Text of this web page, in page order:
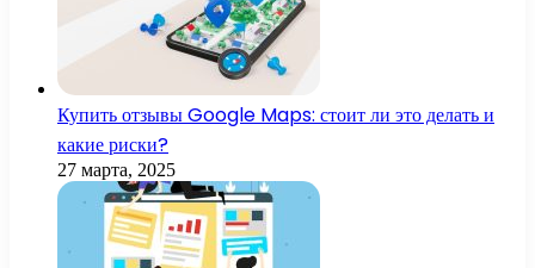
Купить отзывы Google Maps: стоит ли это делать и
какие риски?
27 марта, 2025